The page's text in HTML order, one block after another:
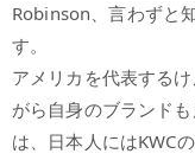
Robinson、言わずと
す。
アメリカを代表する
がら自身のブランド
は、日本人にはKWC